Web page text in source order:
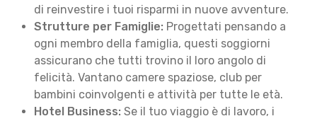
di reinvestire i tuoi risparmi in nuove avventure.
Strutture per Famiglie: Progettati pensando a
ogni membro della famiglia, questi soggiorni
assicurano che tutti trovino il loro angolo di
felicità. Vantano camere spaziose, club per
bambini coinvolgenti e attività per tutte le età.
Hotel Business: Se il tuo viaggio è di lavoro, i